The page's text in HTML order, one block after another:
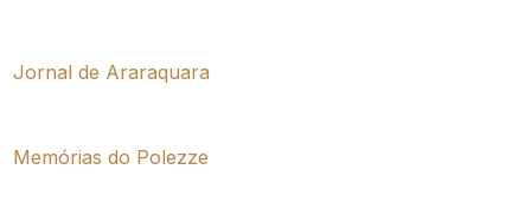
Jornal de Araraquara
Memórias do Polezze